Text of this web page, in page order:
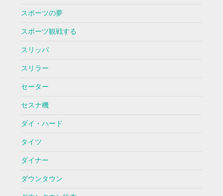
スポーツの夢
スポーツ観戦する
スリッパ
スリラー
セーター
セスナ機
ダイ・ハード
タイツ
ダイナー
ダウンタウン